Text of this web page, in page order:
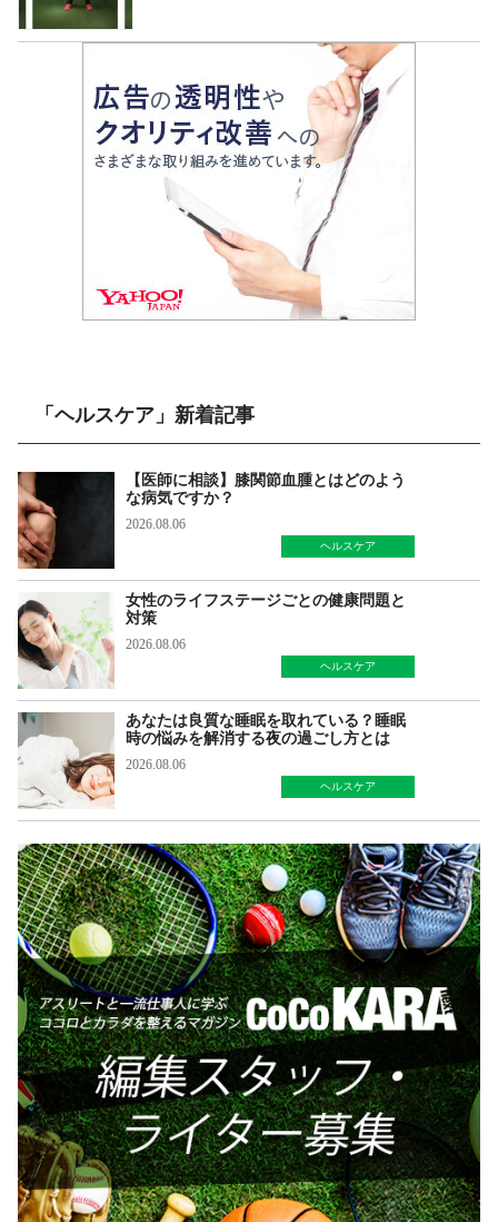
「ヘルスケア」新着記事
【医師に相談】膝関節血腫とはどのよう
な病気ですか？
2026.08.06
ヘルスケア
女性のライフステージごとの健康問題と
対策
2026.08.06
ヘルスケア
あなたは良質な睡眠を取れている？睡眠
時の悩みを解消する夜の過ごし方とは
2026.08.06
ヘルスケア